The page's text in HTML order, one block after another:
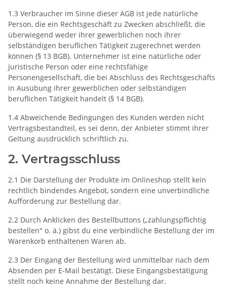
1.3 Verbraucher im Sinne dieser AGB ist jede natürliche
Person, die ein Rechtsgeschäft zu Zwecken abschließt, die
überwiegend weder ihrer gewerblichen noch ihrer
selbständigen beruflichen Tätigkeit zugerechnet werden
können (§ 13 BGB). Unternehmer ist eine natürliche oder
juristische Person oder eine rechtsfähige
Personengesellschaft, die bei Abschluss des Rechtsgeschäfts
in Ausübung ihrer gewerblichen oder selbständigen
beruflichen Tätigkeit handelt (§ 14 BGB).
1.4 Abweichende Bedingungen des Kunden werden nicht
Vertragsbestandteil, es sei denn, der Anbieter stimmt ihrer
Geltung ausdrücklich schriftlich zu.
2. Vertragsschluss
2.1 Die Darstellung der Produkte im Onlineshop stellt kein
rechtlich bindendes Angebot, sondern eine unverbindliche
Aufforderung zur Bestellung dar.
2.2 Durch Anklicken des Bestellbuttons („zahlungspflichtig
bestellen" o. ä.) gibst du eine verbindliche Bestellung der im
Warenkorb enthaltenen Waren ab.
2.3 Der Eingang der Bestellung wird unmittelbar nach dem
Absenden per E-Mail bestätigt. Diese Eingangsbestätigung
stellt noch keine Annahme der Bestellung dar.